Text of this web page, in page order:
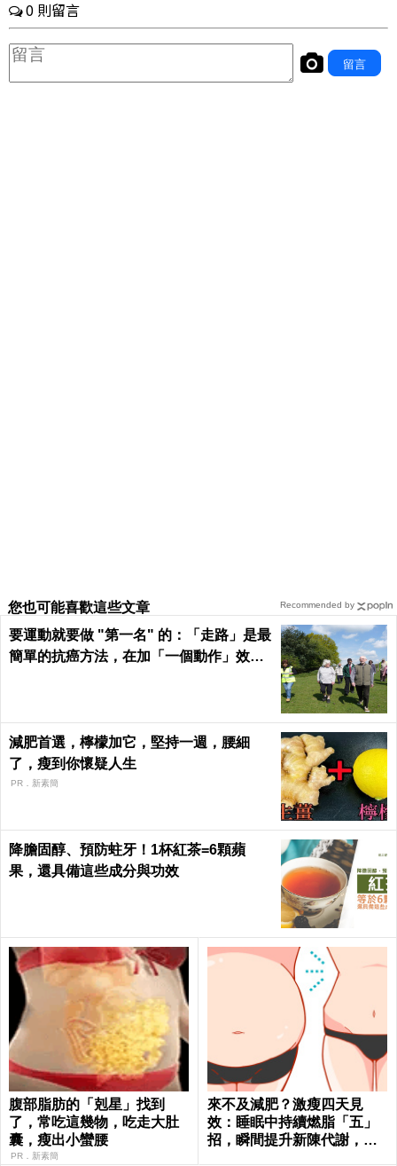
您也可能喜歡這些文章
要運動就要做 "第一名" 的：「走路」是最
簡單的抗癌方法，在加「一個動作」效果
減肥首選，檸檬加它，堅持一週，腰細
了，瘦到你懷疑人生
PR．新素簡
降膽固醇、預防蛀牙！1杯紅茶=6顆蘋
果，還具備這些成分與功效
腹部脂肪的「剋星」找到
了，常吃這幾物，吃走大肚
囊，瘦出小蠻腰
PR．新素簡
來不及減肥？激瘦四天見
效：睡眠中持續燃脂「五」
招，瞬間提升新陳代謝，輕
Recommended by